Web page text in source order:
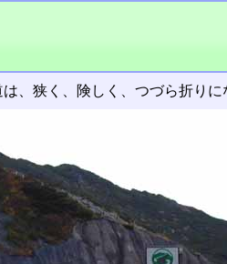
、狭く、険しく、つづら折り